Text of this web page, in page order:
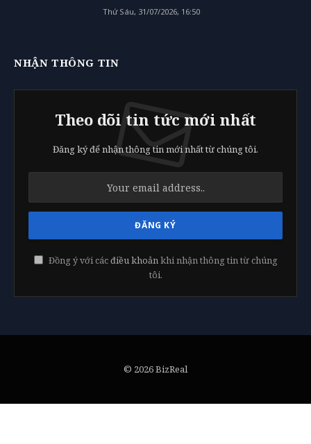
Thứ Sáu, 31/07/2026, 16:50
NHẬN THÔNG TIN
Theo dõi tin tức mới nhất
Đăng ký để nhận thông tin mới nhất từ chúng tôi.
Đồng ý với cácđiều khoảnkhi nhận thông tin từ chúng
tôi.
© 2026 BizReal